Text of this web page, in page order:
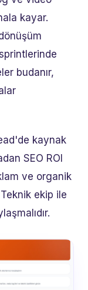
kayar.
budanır,
kaynak
SEO ROI
ve organik
ekip ile